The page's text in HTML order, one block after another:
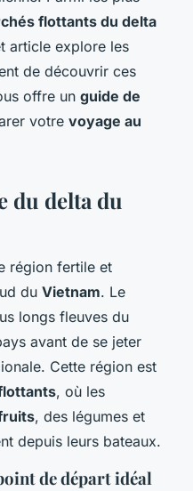
flottants du delta
article explore les
de découvrir ces
offre un guide de
votre voyage au
du delta du
région fertile et
du Vietnam. Le
longs fleuves du
avant de se jeter
Cette région est
, où les
, des légumes et
depuis leurs bateaux.
de départ idéal